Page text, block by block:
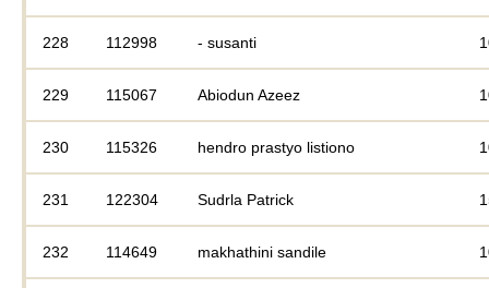
228 112998 - susanti
229 115067 Abiodun Azeez
230 115326 hendro prastyo listiono
231 122304 Sudrla Patrick
232 114649 makhathini sandile